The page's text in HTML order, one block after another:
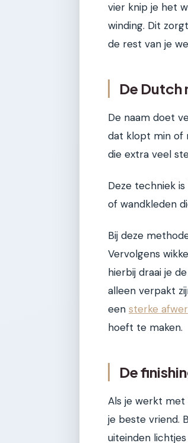
vier knip je het
winding. Dit
de rest van je
De
De naam doet
dat klopt min of
die extra veel
Deze techniek
of wandkleden
Bij deze
Vervolgens
hierbij draai je
alleen verpakt
een sterke
hoeft te maken.
De
Als je werkt
je beste vriend.
uiteinden